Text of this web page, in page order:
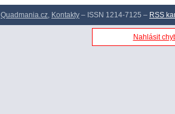
Quadmania.cz, Kontakty – ISSN 1214-7125 – RSS
Nahlásit